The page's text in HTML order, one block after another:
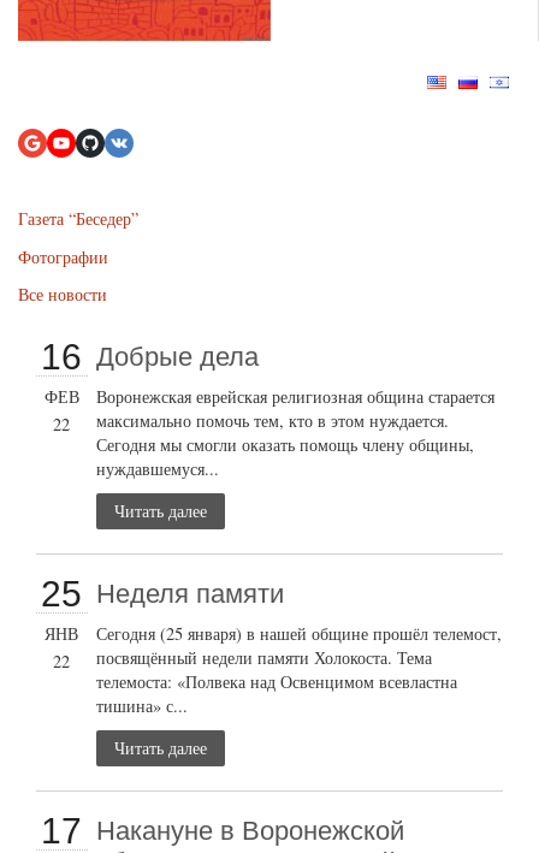
Газета “Беседер”
Фотографии
Все новости
16
ФЕВ
22
Добрые дела
Воронежская еврейская религиозная община старается
максимально помочь тем, кто в этом нуждается.
Сегодня мы смогли оказать помощь члену общины,
нуждавшемуся...
Читать далее
25
ЯНВ
22
Неделя памяти
Сегодня (25 января) в нашей общине прошёл телемост,
посвящённый недели памяти Холокоста. Тема
телемоста: «Полвека над Освенцимом всевластна
тишина» с...
Читать далее
17 Накануне в Воронежской